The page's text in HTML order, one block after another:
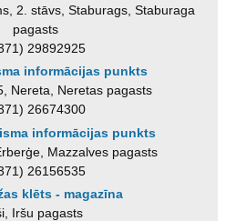
2. stāvs, Staburags, Staburaga
pagasts
29892925
informācijas punkts
Nereta, Neretas pagasts
26674300
informācijas punkts
Mazzalves pagasts
26156535
klēts - magazīna
Iršu pagasts